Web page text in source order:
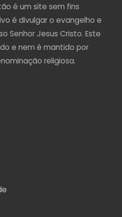
é um site sem fins
é divulgar o evangelho e
Senhor Jesus Cristo. Este
e nem é mantido por
religiosa.